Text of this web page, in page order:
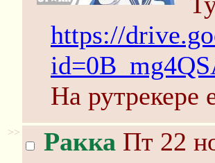
https://
На рутрекере
>> Ракка Пт 22